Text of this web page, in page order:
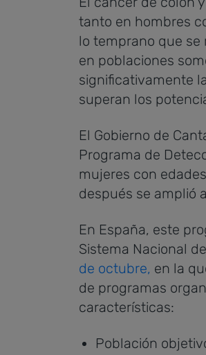
tanto en hombres
lo temprano que se
en poblaciones
significativamente
superan los
El Gobierno de
Programa de
mujeres con
después se amplió
En España, este
Sistema Nacional
de octubre, en la
de programas
características:
Población